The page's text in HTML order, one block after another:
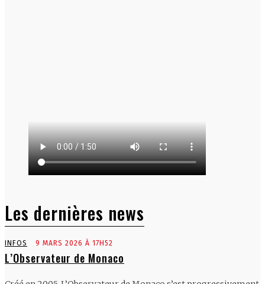
Les dernières news
INFOS 9 MARS 2026 À 17H52
L’Observateur de Monaco